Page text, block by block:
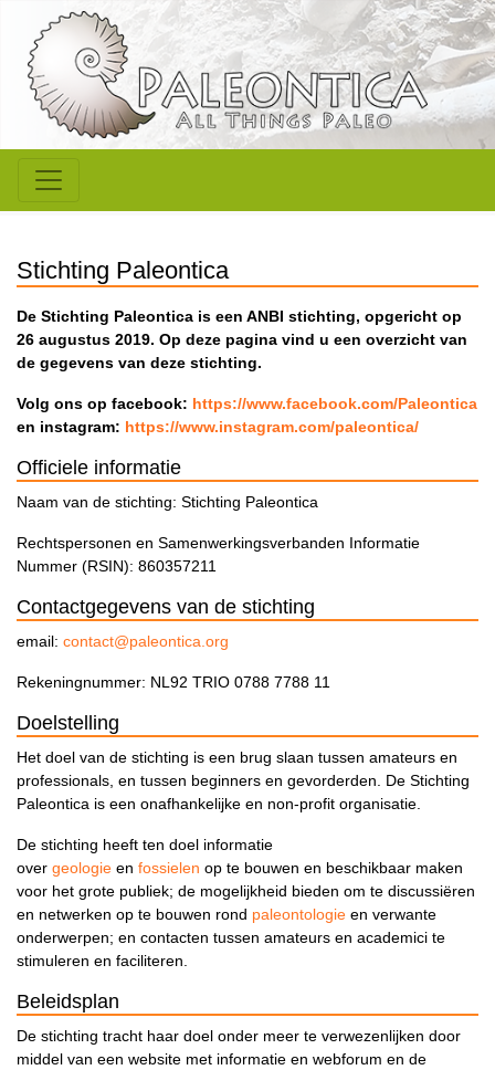
Stichting Paleontica
De Stichting Paleontica is een ANBI stichting, opgericht op
26 augustus 2019. Op deze pagina vind u een overzicht van
de gegevens van deze stichting.
Volg ons op facebook: https://www.facebook.com/Paleontica
en instagram: https://www.instagram.com/paleontica/
Officiele informatie
Naam van de stichting: Stichting Paleontica
Rechtspersonen en Samenwerkingsverbanden Informatie
Nummer (RSIN): 860357211
Contactgegevens van de stichting
email: contact@paleontica.org
Rekeningnummer: NL92 TRIO 0788 7788 11
Doelstelling
Het doel van de stichting is een brug slaan tussen amateurs en
professionals, en tussen beginners en gevorderden. De Stichting
Paleontica is een onafhankelijke en non-profit organisatie.
De stichting heeft ten doel informatie
over geologie en fossielen op te bouwen en beschikbaar maken
voor het grote publiek; de mogelijkheid bieden om te discussiëren
en netwerken op te bouwen rond paleontologie en verwante
onderwerpen; en contacten tussen amateurs en academici te
stimuleren en faciliteren.
Beleidsplan
De stichting tracht haar doel onder meer te verwezenlijken door
middel van een website met informatie en webforum en de